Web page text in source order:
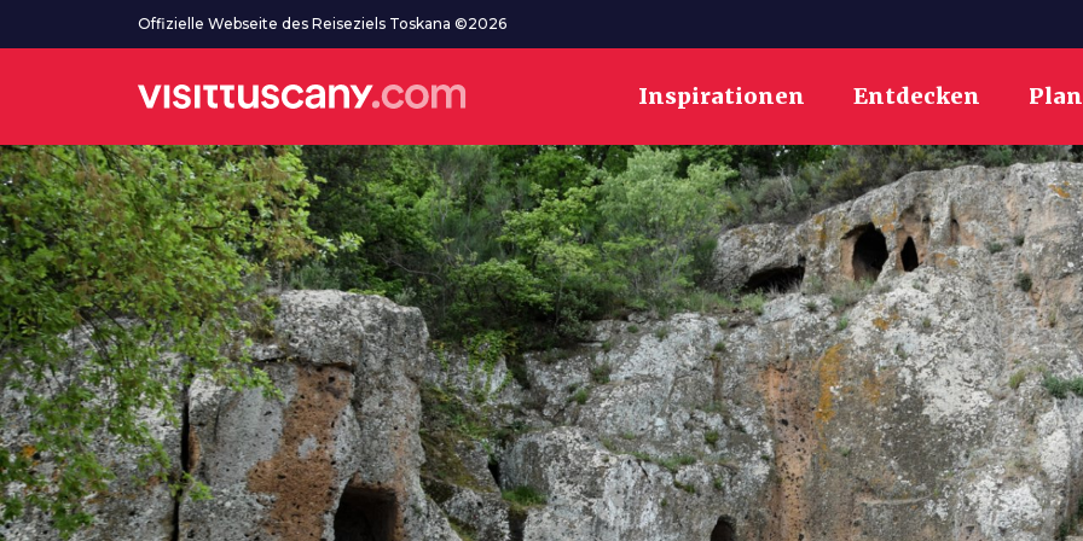
Zum HauptinhaltOffizielle Webseite des Reiseziels Toskana ©2026
Inspirationen Entdecken